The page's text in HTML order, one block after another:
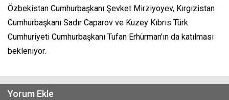
Özbekistan Cumhurbaşkanı Şevket Mirziyoyev, Kırgızistan
Cumhurbaşkanı Sadır Caparov ve Kuzey Kıbrıs Türk
Cumhuriyeti Cumhurbaşkanı Tufan Erhürman’ın da katılması
bekleniyor.
Yorum Ekle